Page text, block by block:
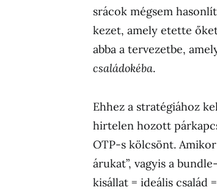
srácok mégsem
kezet, amely etette
abba a tervezetbe,
családokéba.
Ehhez a stratégiához
hirtelen hozott
OTP-s kölcsönt.
árukat”, vagyis a
kisállat = ideális család